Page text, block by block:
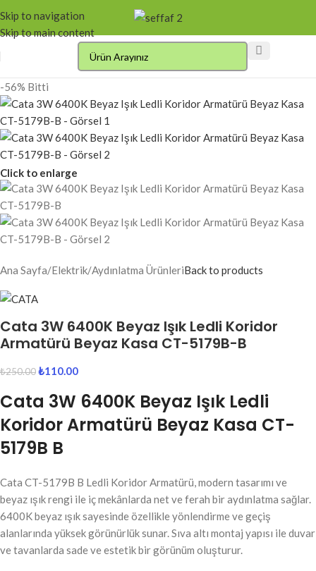
Skip to navigation
Skip to main content
-56% Bitti
Click to enlarge
Ana Sayfa/Elektrik/Aydınlatma ÜrünleriBack to products
Cata 3W 6400K Beyaz Işık Ledli Koridor
Armatürü Beyaz Kasa CT-5179B-B
₺250.00₺110.00
Cata 3W 6400K Beyaz Işık Ledli
Koridor Armatürü Beyaz Kasa CT-
5179B B
Cata CT-5179B B Ledli Koridor Armatürü, modern tasarımı ve
beyaz ışık rengi ile iç mekânlarda net ve ferah bir aydınlatma sağlar.
6400K beyaz ışık sayesinde özellikle yönlendirme ve geçiş
alanlarında yüksek görünürlük sunar. Sıva altı montaj yapısı ile duvar
ve tavanlarda sade ve estetik bir görünüm oluşturur.